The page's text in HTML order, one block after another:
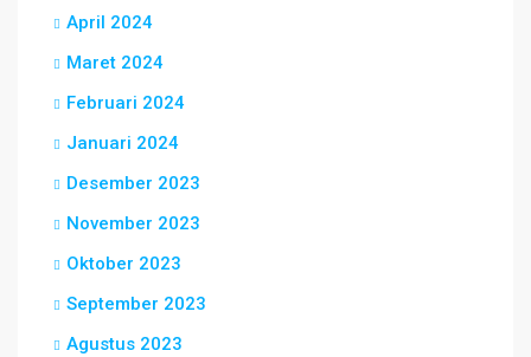
April 2024
Maret 2024
Februari 2024
Januari 2024
Desember 2023
November 2023
Oktober 2023
September 2023
Agustus 2023